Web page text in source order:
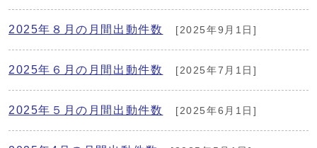
2025年８月の月間出動件数 [2025年9月1日]
2025年６月の月間出動件数 [2025年7月1日]
2025年５月の月間出動件数 [2025年6月1日]